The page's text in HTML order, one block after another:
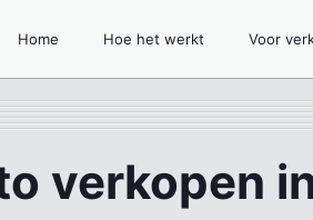
Home Hoe het werkt Voor
verkopen